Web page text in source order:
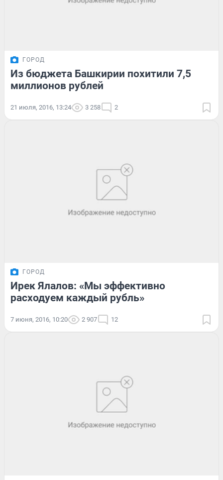
ГОРОД
Из бюджета Башкирии похитили 7,5
миллионов рублей
21 июля, 2016, 13:24 3 258 2
ГОРОД
Ирек Ялалов: «Мы эффективно
расходуем каждый рубль»
7 июня, 2016, 10:20 2 907 12